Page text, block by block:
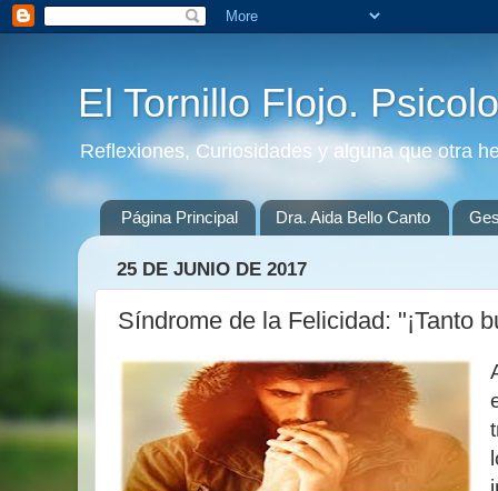
El Tornillo Flojo.
Reflexiones, Curiosidades y alguna que otra
Página Principal Dra. Aida Bello Canto
25 DE JUNIO DE 2017
Síndrome de la Felicidad: "¡Tanto